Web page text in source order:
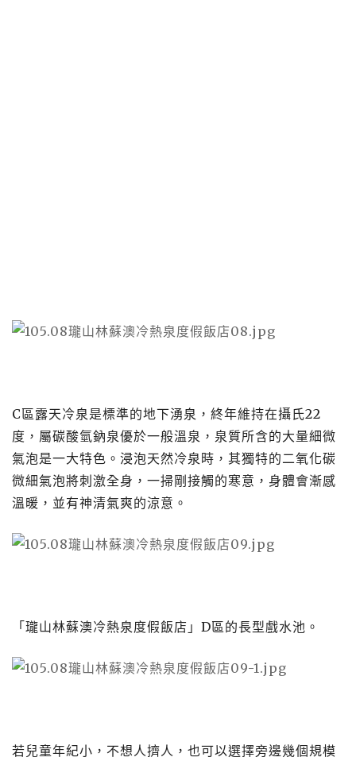
C區露天冷泉是標準的地下湧泉，終年維持在攝氏22
度，屬碳酸氫鈉泉優於一般溫泉，泉質所含的大量細微
氣泡是一大特色。浸泡天然冷泉時，其獨特的二氧化碳
微細氣泡將刺激全身，一掃剛接觸的寒意，身體會漸感
溫暖，並有神清氣爽的涼意。
「瓏山林蘇澳冷熱泉度假飯店」D區的長型戲水池。
若兒童年紀小，不想人擠人，也可以選擇旁邊幾個規模